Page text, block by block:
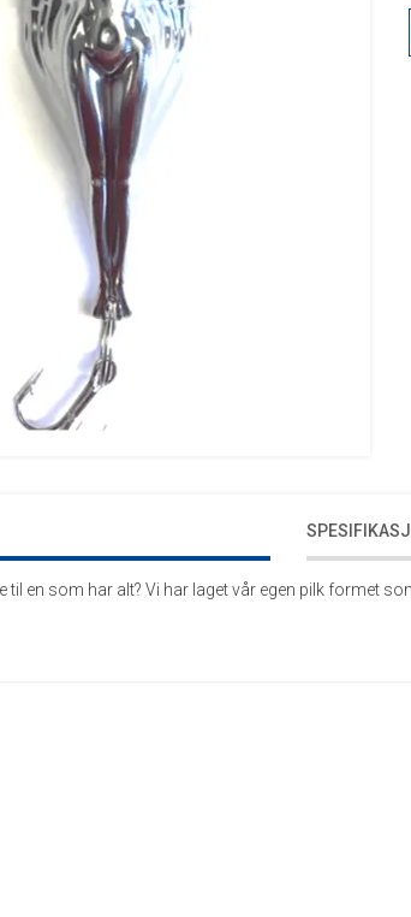
til en som har alt? Vi har laget vår egen pilk formet